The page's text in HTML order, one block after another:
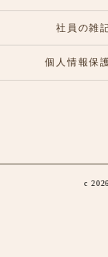
社員の雑
個人情報保
c